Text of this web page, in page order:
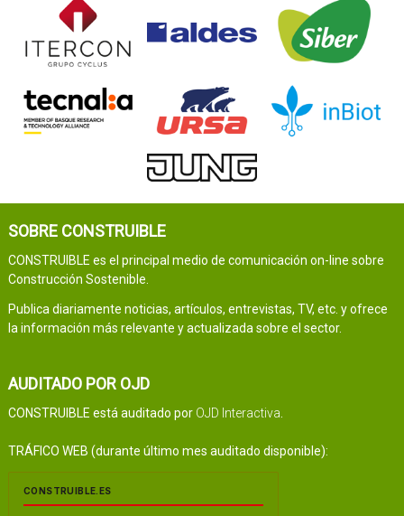
SOBRE CONSTRUIBLE
CONSTRUIBLE es el principal medio de comunicación on-line sobre
Construcción Sostenible.
Publica diariamente noticias, artículos, entrevistas, TV, etc. y ofrece
la información más relevante y actualizada sobre el sector.
AUDITADO POR OJD
CONSTRUIBLE está auditado por OJD Interactiva
TRÁFICO WEB (durante último mes auditado disponible):